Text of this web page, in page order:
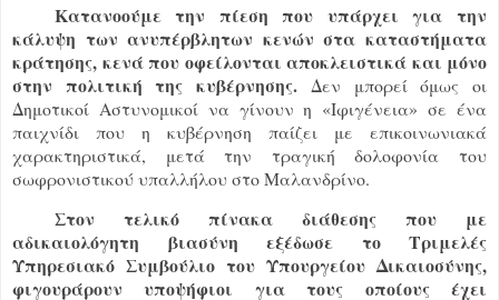
Κατανοούμε την πίεση που υπάρχει για την
κάλυψη των ανυπέρβλητων κενών στα καταστήματα
κράτησης, κενά που οφείλονται αποκλειστικά και μόνο
στην πολιτική της κυβέρνησης.Δεν μπορεί όμως οι
Δημοτικοί Αστυνομικοί να γίνουν η «Ιφιγένεια» σε ένα
παιχνίδι που η κυβέρνηση παίζει με επικοινωνιακά
χαρακτηριστικά, μετά την τραγική δολοφονία του
σωφρονιστικού υπαλλήλου στο Μαλανδρίνο.
Στον τελικό πίνακα διάθεσης που με
αδικαιολόγητη βιασύνη εξέδωσε το Τριμελές
Υπηρεσιακό Συμβούλιο του Υπουργείου Δικαιοσύνης,
φιγουράρουν υποψήφιοι για τους οποίους έχει